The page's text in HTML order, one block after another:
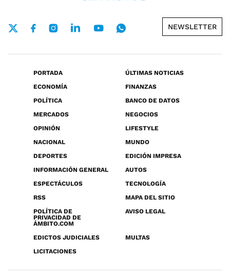
NEWSLETTER
PORTADA
ÚLTIMAS NOTICIAS
ECONOMÍA
FINANZAS
POLÍTICA
BANCO DE DATOS
MERCADOS
NEGOCIOS
OPINIÓN
LIFESTYLE
NACIONAL
MUNDO
DEPORTES
EDICIÓN IMPRESA
INFORMACIÓN GENERAL
AUTOS
ESPECTÁCULOS
TECNOLOGÍA
RSS
MAPA DEL SITIO
POLÍTICA DE
PRIVACIDAD DE
ÁMBITO.COM
AVISO LEGAL
EDICTOS JUDICIALES
MULTAS
LICITACIONES